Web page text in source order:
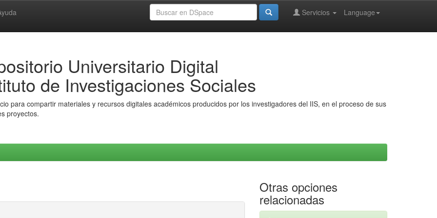
Language
Servicios
Universitario Digital
de Investigaciones Sociales
para compartir materiales y recursos digitales académicos producidos por los investigadores del IIS, en el proceso de sus
proyectos.
Otras opciones
relacionadas